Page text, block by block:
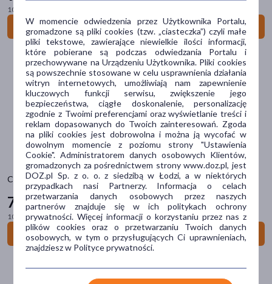
100 g = 31,40 zł
Do koszyka
Collagen 4 Runners+, proszek, smak pomarańczowy, 350 g
73 59 zł
100 g = 21,03 zł
Do koszyka
proszek(11)
kapsułki (5)
Problem
niedobór witamin(3)
niedobór minerałów(3)
Główne składniki
białko serwatkowe(6)
kreatyna(3)
magnez (3)
cynk(2)
kolagen(2)
pokaż więcej
W momencie odwiedzenia przez Użytkownika Portalu,
gromadzone są pliki cookies (tzw. „ciasteczka”) czyli małe
pliki tekstowe, zawierające niewielkie ilości informacji,
które pobierane są podczas odwiedzania Portalu i
przechowywane na Urządzeniu Użytkownika. Pliki cookies
są powszechnie stosowane w celu usprawnienia działania
witryn internetowych, umożliwiają nam zapewnienie
kluczowych funkcji serwisu, zwiększenie jego
bezpieczeństwa, ciągłe doskonalenie, personalizację
zgodnie z Twoimi preferencjami oraz wyświetlanie treści i
reklam dopasowanych do Twoich zainteresowań. Zgoda
na pliki cookies jest dobrowolna i można ją wycofać w
dowolnym momencie z poziomu strony "Ustawienia
Cookie". Administratorem danych osobowych Klientów,
gromadzonych za pośrednictwem strony www.doz.pl, jest
DOZ.pl Sp. z o. o. z siedzibą w Łodzi, a w niektórych
przypadkach nasi Partnerzy. Informacja o celach
przetwarzania danych osobowych przez naszych
partnerów znajduje się w ich politykach ochrony
prywatności. Więcej informacji o korzystaniu przez nas z
plików cookies oraz o przetwarzaniu Twoich danych
osobowych, w tym o przysługujących Ci uprawnieniach,
znajdziesz w Polityce prywatności.